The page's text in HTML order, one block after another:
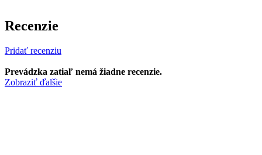
Recenzie
Pridať recenziu
Prevádzka zatiaľ nemá žiadne recenzie.
Zobraziť ďalšie